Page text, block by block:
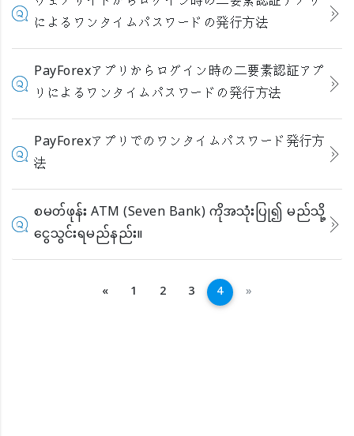
によるワンタイムパスワードの発行方法
PayForexアプリからログイン時の二要素認証アプ
リによるワンタイムパスワードの発行方法
PayForexアプリでのワンタイムパスワード発行方
法
စမတ်ဖုန်း ATM (Seven Bank) ကိုအသုံးပြု၍ မည်သို့
ငွေသွင်းရမည်နည်း။
«အနောက်သို့
1 2 3 4 »